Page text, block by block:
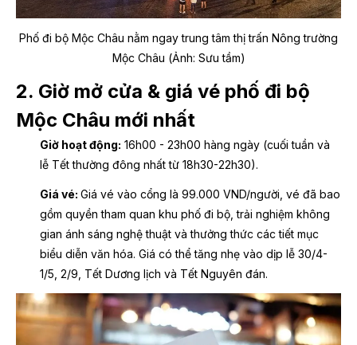
Phố đi bộ Mộc Châu nằm ngay trung tâm thị trấn Nông trường
Mộc Châu (Ảnh: Sưu tầm)
2. Giờ mở cửa & giá vé phố đi bộ
Mộc Châu mới nhất
Giờ hoạt động: 16h00 - 23h00 hàng ngày (cuối tuần và
lễ Tết thường đông nhất từ 18h30-22h30).
Giá vé: Giá vé vào cổng là 99.000 VND/người, vé đã bao
gồm quyền tham quan khu phố đi bộ, trải nghiệm không
gian ánh sáng nghệ thuật và thưởng thức các tiết mục
biểu diễn văn hóa. Giá có thể tăng nhẹ vào dịp lễ 30/4-
1/5, 2/9, Tết Dương lịch và Tết Nguyên đán.